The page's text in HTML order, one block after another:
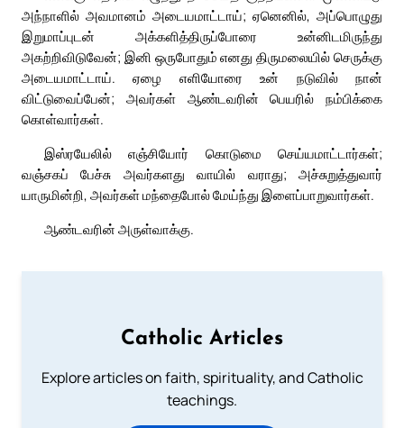
அந்நாளில் அவமானம் அடையமாட்டாய்; ஏனெனில், அப்பொழுது
இறுமாப்புடன் அக்களித்திருப்போரை உன்னிடமிருந்து
அகற்றிவிடுவேன்; இனி ஒருபோதும் எனது திருமலையில் செருக்கு
அடையமாட்டாய். ஏழை எளியோரை உன் நடுவில் நான்
விட்டுவைப்பேன்; அவர்கள் ஆண்டவரின் பெயரில் நம்பிக்கை
கொள்வார்கள்.
இஸ்ரயேலில் எஞ்சியோர் கொடுமை செய்யமாட்டார்கள்;
வஞ்சகப் பேச்சு அவர்களது வாயில் வராது; அச்சுறுத்துவார்
யாருமின்றி, அவர்கள் மந்தைபோல் மேய்ந்து இளைப்பாறுவார்கள்.
ஆண்டவரின் அருள்வாக்கு.
Catholic Articles
Explore articles on faith, spirituality, and Catholic
teachings.